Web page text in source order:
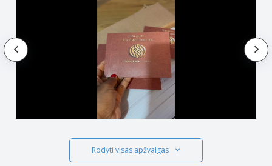
Rodyti visas apžvalgas